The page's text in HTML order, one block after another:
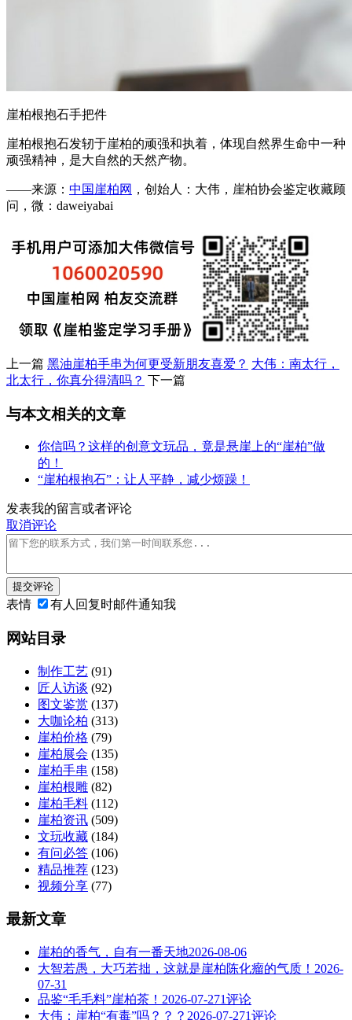
崖柏根抱石手把件
崖柏根抱石发轫于崖柏的顽强和执着，体现自然界生命中一种
顽强精神，是大自然的天然产物。
——来源： 中国崖柏网 ，创始人：大伟，崖柏协会鉴定收藏顾
问，微：daweiyabai
上一篇 黑油崖柏手串为何更受新朋友喜爱？ 大伟：南太行，
北太行，你真分得清吗？ 下一篇
与本文相关的文章
你信吗？这样的创意文玩品，竟是悬崖上的“崖柏”做
的！
“崖柏根抱石”：让人平静，减少烦躁！
发表我的留言或者评论
取消评论
提交评论
表情 有人回复时邮件通知我
网站目录
制作工艺 (91)
匠人访谈 (92)
图文鉴赏 (137)
大咖论柏 (313)
崖柏价格 (79)
崖柏展会 (135)
崖柏手串 (158)
崖柏根雕 (82)
崖柏毛料 (112)
崖柏资讯 (509)
文玩收藏 (184)
有问必答 (106)
精品推荐 (123)
视频分享 (77)
最新文章
崖柏的香气，自有一番天地2026-08-06
大智若愚，大巧若拙，这就是崖柏陈化瘤的气质！ 2026-
07-31
品鉴“毛毛料”崖柏茶！ 2026-07-271评论
大伟：崖柏“有毒”吗？？？ 2026-07-271评论